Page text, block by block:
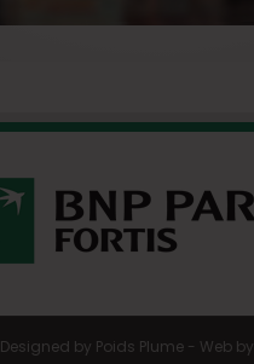
Designed by Poids Plume - Web by